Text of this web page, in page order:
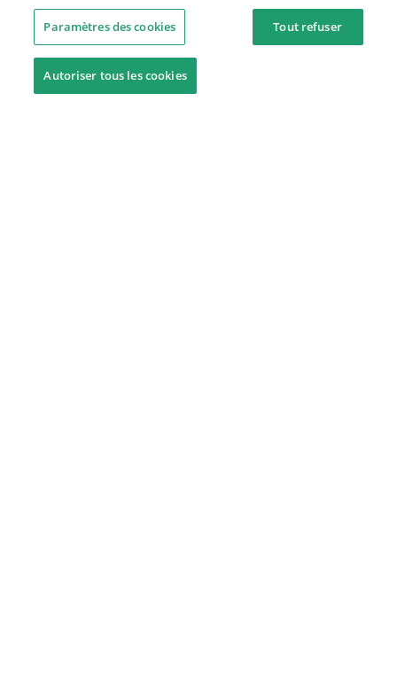
Paramètres des cookies Tout refuser
Autoriser tous les cookies